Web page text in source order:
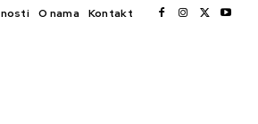
O nama Kontakt